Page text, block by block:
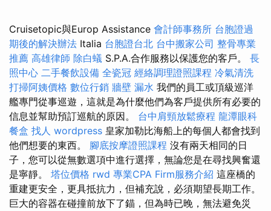
Cruisetopic與Europ Assistance 會計師事務所 台胞證過
期後的解決辦法 Italia 台胞證台北 台中搬家公司 整骨專業
推薦 高雄律師 除白蟻 S.P.A.合作服務以保護您的客戶。 長
照中心 二手餐飲設備 全瓷冠 經絡調理證照課程 冷氣清洗
打掃阿姨價格 數位行銷 牆壁 漏水 我們的員工或頂級巡洋
艦專門從事巡遊，這就是為什麼他們為客戶提供所有必要的
信息並幫助預訂巡航的原因。 台中肩頸放鬆療程 龍潭眼科
餐盒 找人 wordpress 皇家加勒比海船上的每個人都會找到
他們想要的東西。 腳底按摩證照課程 沒有兩天相同的日
子，您可以從無數選項中進行選擇，無論您是在尋找興奮還
是寧靜。 塔位價格 rwd 專業CPA Firm服務介紹 這座橋的
重建更安全，更具抵抗力，但補充說，必須期望長期工作。
巨大的容器在碰撞前放下了錨，但為時已晚，無法避免災